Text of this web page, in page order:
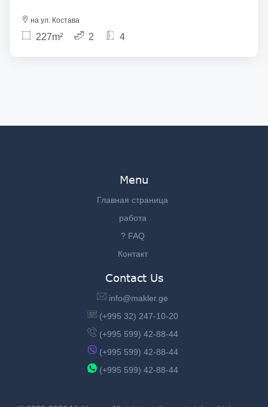
на ул. Костава
227m² 2 4
Menu
Главная страница
работа
? FAQ
Контакт
Contact Us
info@makler.ge
(+995 32) 247-10-20
(+995 599) 42-88-44
(+995 599) 42-88-44
(+995 599) 42-88-44